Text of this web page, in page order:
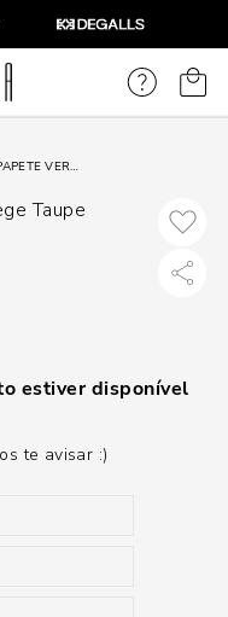
SANDÁLIA PAPETE VERNIZ ANZELI BEGE TAUPE
Taupe
estiver disponível
te avisar :)